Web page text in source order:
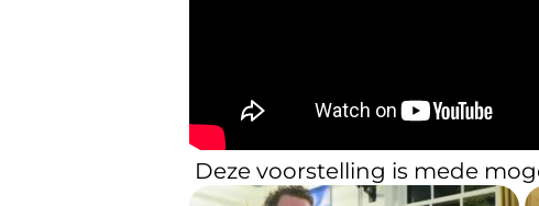
Deze voorstelling is mede